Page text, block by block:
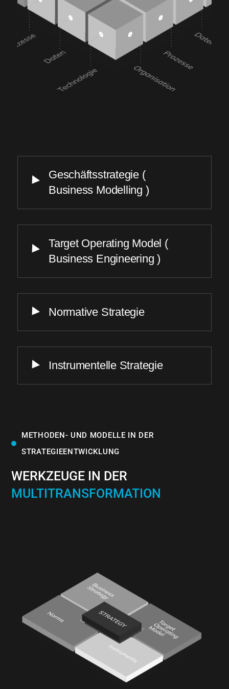
Geschäftsstrategie (
Business Modelling )
Target Operating Model (
Business Engineering )
Normative Strategie
Instrumentelle Strategie
METHODEN- UND MODELLE IN DER
STRATEGIEENTWICKLUNG
WERKZEUGE IN DER
MULTITRANSFORMATION